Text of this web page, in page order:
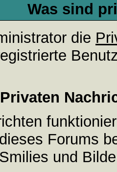
Was sind
die
Forums
und